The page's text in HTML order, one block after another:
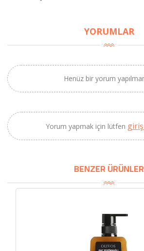
YORUMLAR
Henüz bir yorum
Yorum yapmak için lütfen giriş
BENZER ÜRÜNLER
BU HAFTANIN PLANLI
2690,00 TL
2071,30 TL
Kaan